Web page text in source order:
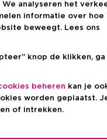
fabrikant
We analyseren het
informatie over hoe
beweegt. Lees ons
knop de klikken, ga
beheren kan je
worden geplaatst.
of intrekken.